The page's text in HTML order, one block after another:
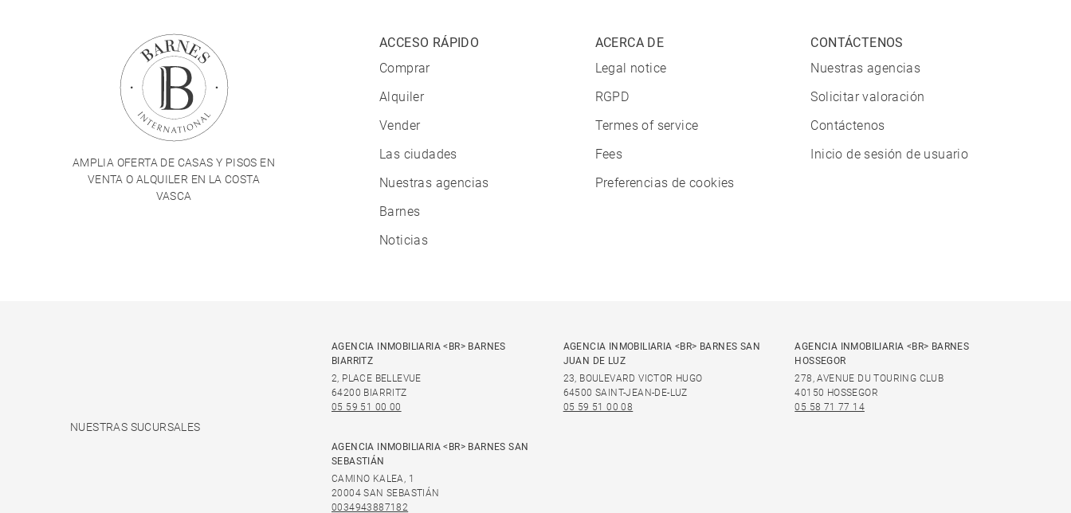
AMPLIA OFERTA DE CASAS Y PISOS EN
VENTA O ALQUILER EN LA COSTA
VASCA
ACCESO RÁPIDO
Comprar
Alquiler
Vender
Las ciudades
Nuestras agencias
Barnes
Noticias
ACERCA DE
Legal notice
RGPD
Termes of service
Fees
Preferencias de cookies
CONTÁCTENOS
Nuestras agencias
Solicitar valoración
Contáctenos
Inicio de sesión de usuario
NUESTRAS SUCURSALES
AGENCIA INMOBILIARIA <BR> BARNES
BIARRITZ
2, PLACE BELLEVUE
64200 BIARRITZ
05 59 51 00 00
AGENCIA INMOBILIARIA <BR> BARNES SAN
JUAN DE LUZ
23, BOULEVARD VICTOR HUGO
64500 SAINT-JEAN-DE-LUZ
05 59 51 00 08
AGENCIA INMOBILIARIA <BR> BARNES
HOSSEGOR
278, AVENUE DU TOURING CLUB
40150 HOSSEGOR
05 58 71 77 14
AGENCIA INMOBILIARIA <BR> BARNES SAN
SEBASTIÁN
CAMINO KALEA, 1
20004 SAN SEBASTIÁN
0034943887182